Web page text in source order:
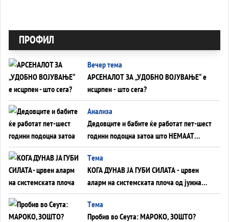
ПРОФИЛ
Вечер тема
АРСЕНАЛОТ ЗА „УДОБНО ВОЈУВАЊЕ“ е
исцрпен - што сега?
Анализа
Дедовците и бабите ќе работат пет-шест
години подоцна затоа што НЕМААТ
ВНУЦИ ДА ГИ ЗАМЕНАТ
Tема
КОГА ДУНАВ ЈА ГУБИ СИЛАТА - црвен
аларм на системската плоча од јужна
Германија до Црното Море...
Tема
Пробив во Сеута: МАРОКО, ЗОШТО?